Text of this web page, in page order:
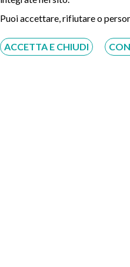
Puoi accettare, rifiutare o
ACCETTA E CHIUDI